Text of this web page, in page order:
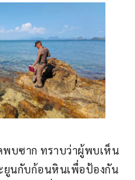
พบซาก ทราบว่าผู้พบเห็น
ยูนกับก้อนหินเพื่อป้องกัน